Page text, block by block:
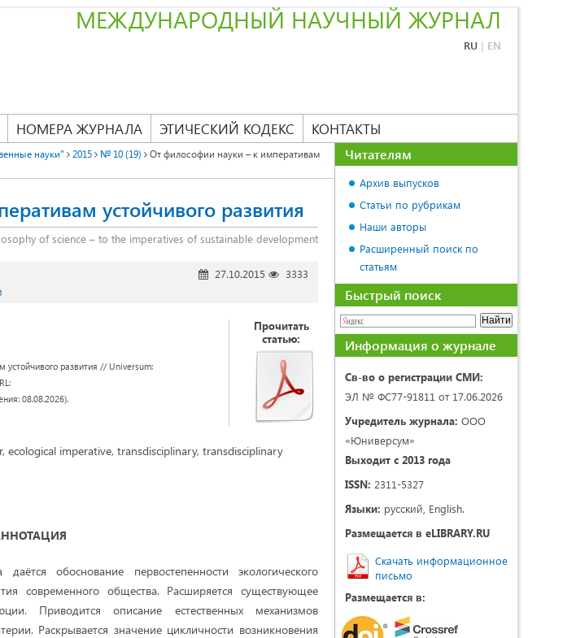
МЕЖДУНАРОДНЫЙ НАУЧНЫЙ ЖУРНАЛ
RU | EN
НОМЕРА ЖУРНАЛА ЭТИЧЕСКИЙ КОДЕКС КОНТАКТЫ
науки" 2015 № 10 (19)
От философии науки – к императивам
устойчивого развития
of science – to the imperatives of sustainable development
27.10.2015
3333
развития // Universum:
08.08.2026).
Прочитать
статью:
ecological imperative, transdisciplinary, transdisciplinary
обоснование первостепенности экологического
современного общества. Расширяется существующее
Приводится описание естественных механизмов
Раскрывается значение цикличности возникновения
Читателям
Архив выпусков
Статьи по рубрикам
Наши авторы
Расширенный поиск по
статьям
Быстрый поиск
Информация о журнале
Св-во о регистрации СМИ:
ЭЛ № ФС77-91811 от 17.06.2026
Учредитель журнала: ООО
«Юниверсум»
Выходит с 2013 года
ISSN: 2311-5327
Языки: русский, English.
Размещается в eLIBRARY.RU
Скачать информационное
письмо
Размещается в: